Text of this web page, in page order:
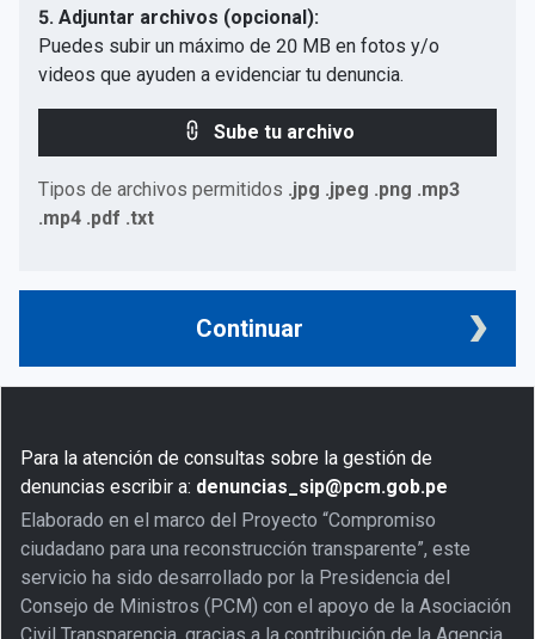
5. Adjuntar archivos (opcional):
Puedes subir un máximo de 20 MB en fotos y/o
videos que ayuden a evidenciar tu denuncia.
Sube tu archivo
Tipos de archivos permitidos .jpg .jpeg .png .mp3
.mp4 .pdf .txt
Continuar
Para la atención de consultas sobre la gestión de
denuncias escribir a: denuncias_sip@pcm.gob.pe
Elaborado en el marco del Proyecto “Compromiso
ciudadano para una reconstrucción transparente”, este
servicio ha sido desarrollado por la Presidencia del
Consejo de Ministros (PCM) con el apoyo de la Asociación